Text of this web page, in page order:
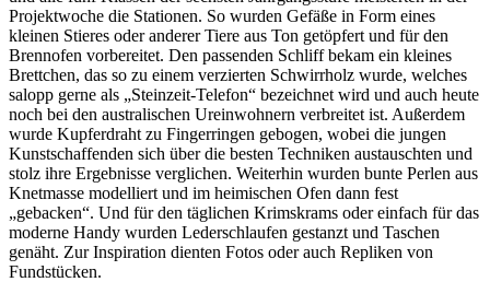
Projektwoche die Stationen. So wurden Gefäße in Form eines
kleinen Stieres oder anderer Tiere aus Ton getöpfert und für den
Brennofen vorbereitet. Den passenden Schliff bekam ein kleines
Brettchen, das so zu einem verzierten Schwirrholz wurde, welches
salopp gerne als „Steinzeit-Telefon“ bezeichnet wird und auch heute
noch bei den australischen Ureinwohnern verbreitet ist. Außerdem
wurde Kupferdraht zu Fingerringen gebogen, wobei die jungen
Kunstschaffenden sich über die besten Techniken austauschten und
stolz ihre Ergebnisse verglichen. Weiterhin wurden bunte Perlen aus
Knetmasse modelliert und im heimischen Ofen dann fest
„gebacken“. Und für den täglichen Krimskrams oder einfach für das
moderne Handy wurden Lederschlaufen gestanzt und Taschen
genäht. Zur Inspiration dienten Fotos oder auch Repliken von
Fundstücken.